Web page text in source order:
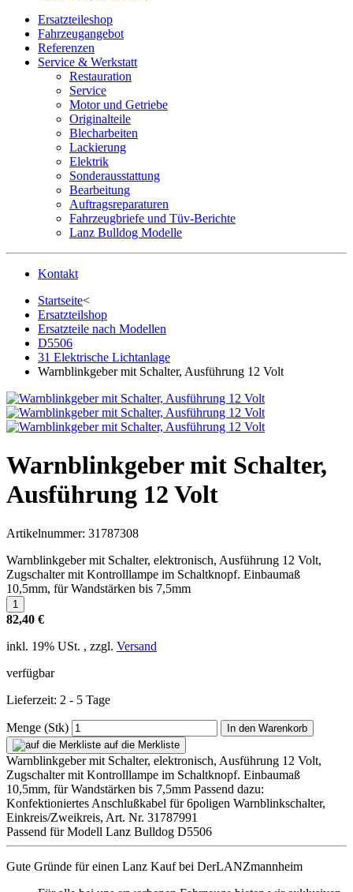
Ersatzteileshop
Fahrzeugangebot
Referenzen
Service & Werkstatt
Restauration
Service
Motor und Getriebe
Originalteile
Blecharbeiten
Lackierung
Elektrik
Sonderausstattung
Bearbeitung
Auftragsreparaturen
Fahrzeugbriefe und Tüv-Berichte
Lanz Bulldog Modelle
Kontakt
Startseite<
Ersatzteilshop
Ersatzteile nach Modellen
D5506
31 Elektrische Lichtanlage
Warnblinkgeber mit Schalter, Ausführung 12 Volt
Warnblinkgeber mit Schalter,
Ausführung 12 Volt
Artikelnummer: 31787308
Warnblinkgeber mit Schalter, elektronisch, Ausführung 12 Volt,
Zugschalter mit Kontrolllampe im Schaltknopf. Einbaumaß
10,5mm, für Wandstärken bis 7,5mm
82,40 €
inkl. 19% USt. , zzgl. Versand
verfügbar
Lieferzeit: 2 - 5 Tage
Menge (Stk)
In den Warenkorb
auf die Merkliste
Warnblinkgeber mit Schalter, elektronisch, Ausführung 12 Volt,
Zugschalter mit Kontrolllampe im Schaltknopf. Einbaumaß
10,5mm, für Wandstärken bis 7,5mm Passend dazu:
Konfektioniertes Anschlußkabel für 6poligen Warnblinkschalter,
Einkreis/Zweikreis, Art. Nr. 31787991
Passend für Modell Lanz Bulldog D5506
Gute Gründe für einen Lanz Kauf bei DerLANZmannheim